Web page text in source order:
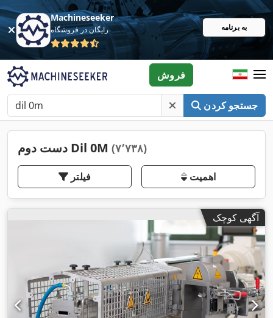
Machineseeker
رایگان در فروشگاه به برنامه
جستجو کردن
فروش
دست دوم Dil 0M (۷٬۷۳۸)
فیلتر اهمیت
آگهی کوچک